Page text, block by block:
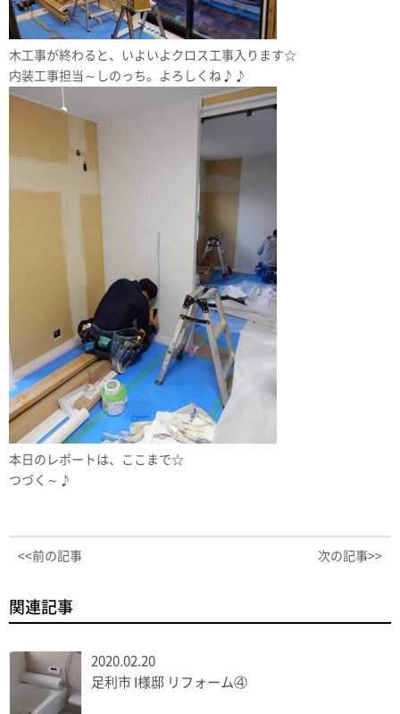
木工事が終わると、いよいよクロス工事入ります☆
内装工事担当～しのっち。よろしくね♪♪
本日のレポートは、ここまで☆
つづく～♪
<<前の記事 次の記事>>
関連記事
2020.02.20
足利市 I様邸 リフォーム④